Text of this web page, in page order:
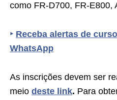
como FR-D700, FR-E800,
‣ Receba alertas de
WhatsApp
As inscrições devem ser
meio deste link. Para